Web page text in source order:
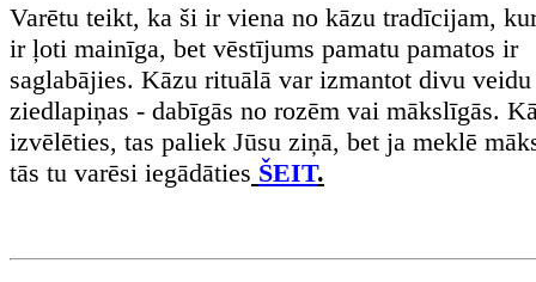
Varētu teikt, ka ši ir viena no kāzu tradīcijam,
ir ļoti mainīga, bet vēstījums pamatu pamatos ir
saglabājies. Kāzu rituālā var izmantot divu
ziedlapiņas - dabīgās no rozēm vai mākslīgās.
izvēlēties, tas paliek Jūsu ziņā, bet ja meklē
tās tu varēsi iegādāties ŠEIT.